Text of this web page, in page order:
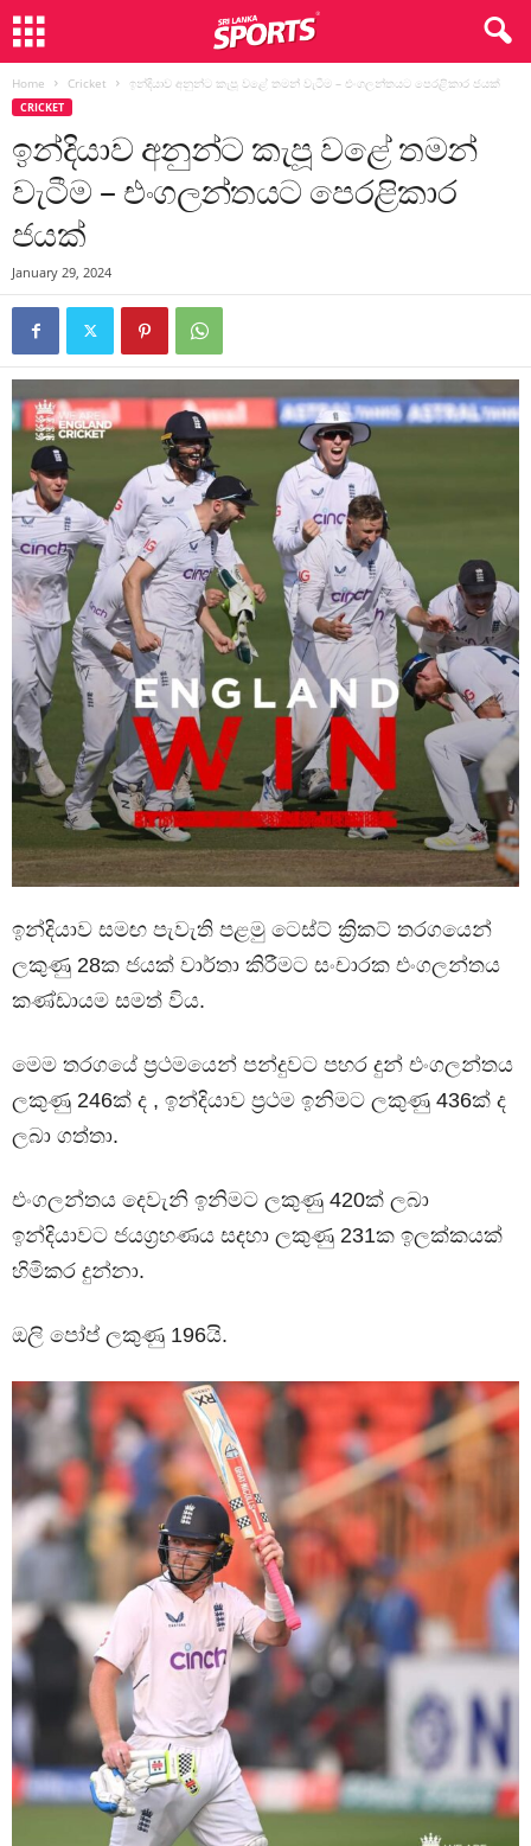
Home Cricket ඉන්දියාව අනුන්ට කැපූ වළේ තමන් වැටීම – එංගලන්තයට පෙරළිකාර ජයක්
CRICKET
ඉන්දියාව අනුන්ට කැපූ වළේ තමන්
වැටීම – එංගලන්තයට පෙරළිකාර
ජයක්
January 29, 2024
ඉන්දියාව සමඟ පැවැති පළමු ටෙස්ට් ක්‍රිකට් තරගයෙන්
ලකුණු 28ක ජයක් වාර්තා කිරීමට සංචාරක එංගලන්තය
කණ්ඩායම සමත් විය.
මෙම තරගයේ ප්‍රථමයෙන් පන්දුවට පහර දුන් එංගලන්තය
ලකුණු 246ක් ද , ඉන්දියාව ප්‍රථම ඉනිමට ලකුණු 436ක් ද
ලබා ගත්තා.
එංගලන්තය දෙවැනි ඉනිමට ලකුණු 420ක් ලබා
ඉන්දියාවට ජයග්‍රහණය සදහා ලකුණු 231ක ඉලක්කයක්
හිමිකර දුන්නා.
ඔලි පෝප් ලකුණු 196යි.